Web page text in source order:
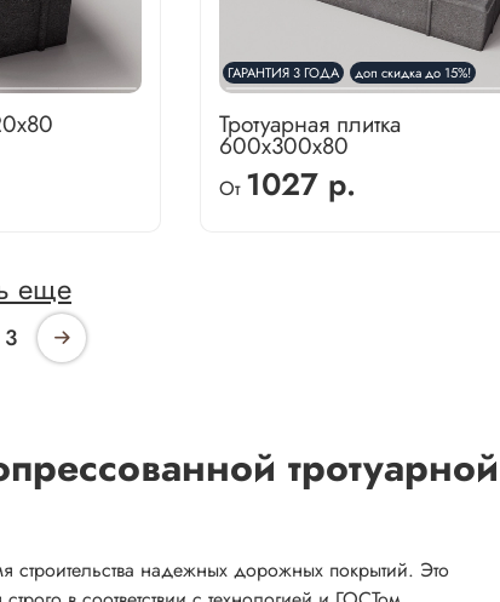
ГАРАНТИЯ 3 ГОДА доп скидка до 15%!
Тротуарная плитка
600х300х80
От 1027 р.
еще
3
тротуарной
строительства надежных дорожных покрытий. Это